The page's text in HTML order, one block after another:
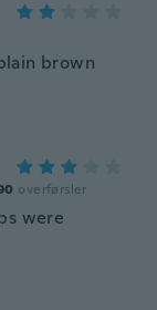
brown
overførsler
were